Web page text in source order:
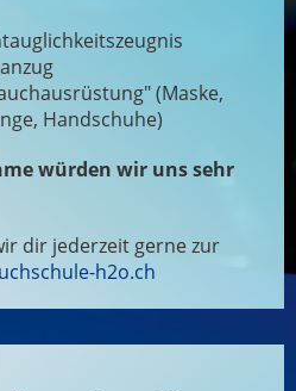
(Maske,
Handschuhe)
würden wir uns sehr
dir jederzeit gerne zur
h2o.ch